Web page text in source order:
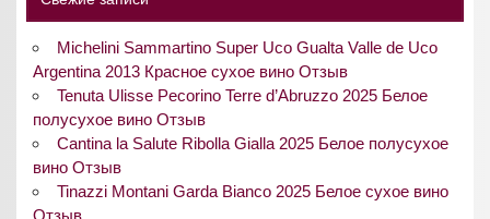
Michelini Sammartino Super Uco Gualta Valle de Uco
Argentina 2013 Красное сухое вино Отзыв
Tenuta Ulisse Pecorino Terre d’Abruzzo 2025 Белое
полусухое вино Отзыв
Cantina la Salute Ribolla Gialla 2025 Белое полусухое
вино Отзыв
Tinazzi Montani Garda Bianco 2025 Белое сухое вино